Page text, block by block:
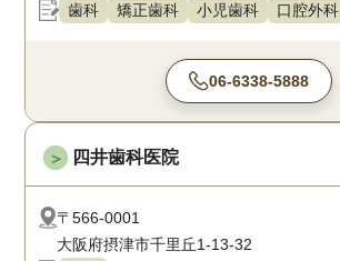
歯科
矯正歯科 小児歯科 口腔外科
06-6338-5888
＞ 四井歯科医院
〒566-0001
大阪府摂津市千里丘1-13-32